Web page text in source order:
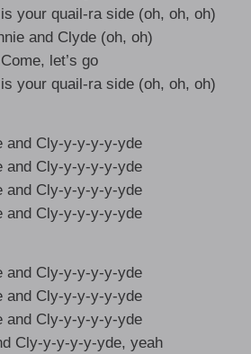
your quail-ra side (oh, oh, oh)
and Clyde (oh, oh)
Come, let’s go
your quail-ra side (oh, oh, oh)
and Cly-y-y-y-y-yde
and Cly-y-y-y-y-yde
and Cly-y-y-y-y-yde
and Cly-y-y-y-y-yde
and Cly-y-y-y-y-yde
and Cly-y-y-y-y-yde
and Cly-y-y-y-y-yde
Cly-y-y-y-y-yde, yeah